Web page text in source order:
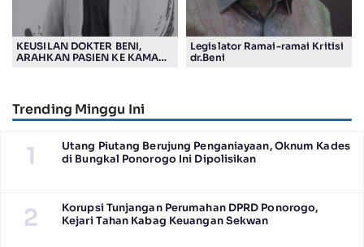
KEUSILAN DOKTER BENI,
ARAHKAN PASIEN KE KAMAR
Legislator Ramai-ramai Kritisi
dr.Beni
Trending Minggu Ini
1
Utang Piutang Berujung Penganiayaan, Oknum Kades
di Bungkal Ponorogo Ini Dipolisikan
2
Korupsi Tunjangan Perumahan DPRD Ponorogo,
Kejari Tahan Kabag Keuangan Sekwan